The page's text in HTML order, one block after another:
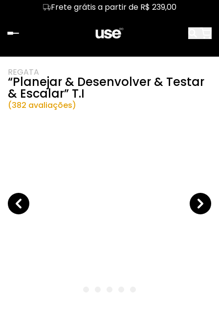
Frete grátis a partir de R$ 239,00
REGATA
“Planejar & Desenvolver & Testar
& Escalar” T.I
(382 avaliações)